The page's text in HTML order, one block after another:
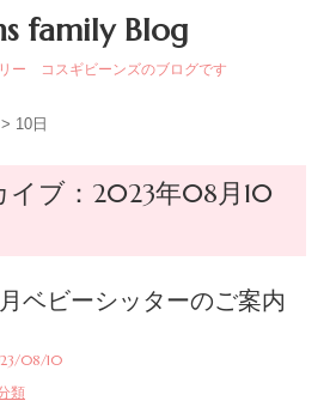
family Blog
ー コスギビーンズのブログです
> 10日
イブ：2023年08月10
ベビーシッターのご案内
08/10
類